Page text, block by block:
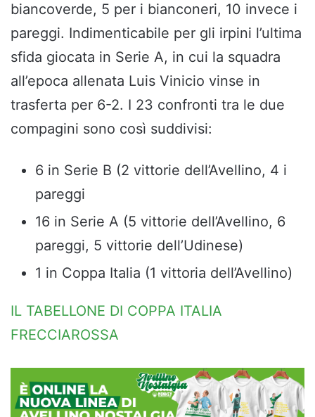
biancoverde, 5 per i bianconeri, 10 invece i
pareggi. Indimenticabile per gli irpini l’ultima
sfida giocata in Serie A, in cui la squadra
all’epoca allenata Luis Vinicio vinse in
trasferta per 6-2. I 23 confronti tra le due
compagini sono così suddivisi:
6 in Serie B (2 vittorie dell’Avellino, 4 i
pareggi
16 in Serie A (5 vittorie dell’Avellino, 6
pareggi, 5 vittorie dell’Udinese)
1 in Coppa Italia (1 vittoria dell’Avellino)
IL TABELLONE DI COPPA ITALIA
FRECCIAROSSA